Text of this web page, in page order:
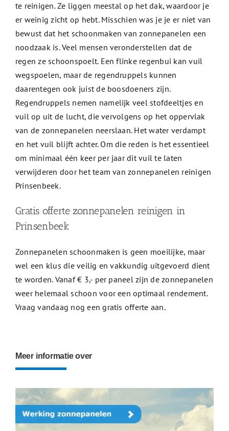
te reinigen. Ze liggen meestal op het dak, waardoor je
er weinig zicht op hebt. Misschien was je je er niet van
bewust dat het schoonmaken van zonnepanelen een
noodzaak is. Veel mensen veronderstellen dat de
regen ze schoonspoelt. Een flinke regenbui kan vuil
wegspoelen, maar de regendruppels kunnen
daarentegen ook juist de boosdoeners zijn.
Regendruppels nemen namelijk veel stofdeeltjes en
vuil op uit de lucht, die vervolgens op het oppervlak
van de zonnepanelen neerslaan. Het water verdampt
en het vuil blijft achter. Om die reden is het essentieel
om minimaal één keer per jaar dit vuil te laten
verwijderen door het team van zonnepanelen reinigen
Prinsenbeek.
Gratis offerte zonnepanelen reinigen in
Prinsenbeek
Zonnepanelen schoonmaken is geen moeilijke, maar
wel een klus die veilig en vakkundig uitgevoerd dient
te worden. Vanaf € 3,- per paneel zijn de zonnepanelen
weer helemaal schoon voor een optimaal rendement.
Vraag vandaag nog een gratis offerte aan.
Meer informatie over